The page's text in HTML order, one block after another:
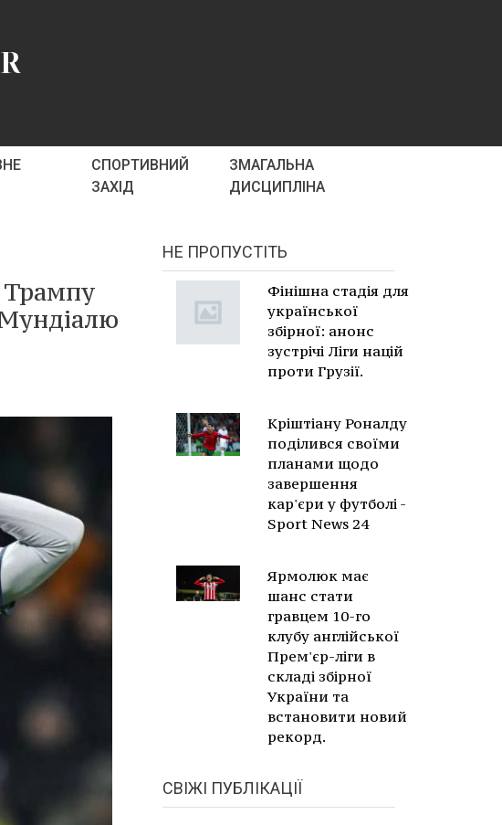
СПОРТИВНИЙ
ЗАХІД
ЗМАГАЛЬНА
ДИСЦИПЛІНА
Трампу
НЕ ПРОПУСТІТЬ
Фінішна стадія для
української
збірної: анонс
зустрічі Ліги націй
проти Грузії.
Кріштіану Роналду
поділився своїми
планами щодо
завершення
кар'єри у футболі -
Sport News 24
Ярмолюк має
шанс стати
гравцем 10-го
клубу англійської
Прем'єр-ліги в
складі збірної
України та
встановити новий
рекорд.
СВІЖІ ПУБЛІКАЦІЇ